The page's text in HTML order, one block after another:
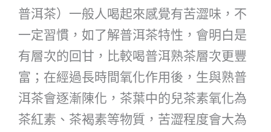
普洱茶）一般人喝起來感覺有苦澀味，不
一定習慣，如了解普洱茶特性，會明白是
有層次的回甘，比較喝普洱熟茶層次更豐
富；在經過長時間氧化作用後，生與熟普
洱茶會逐漸陳化，茶葉中的兒茶素氧化為
茶紅素、茶褐素等物質，苦澀程度會大為